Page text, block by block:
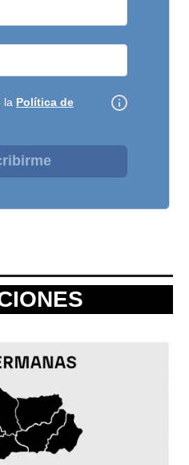
la Política de